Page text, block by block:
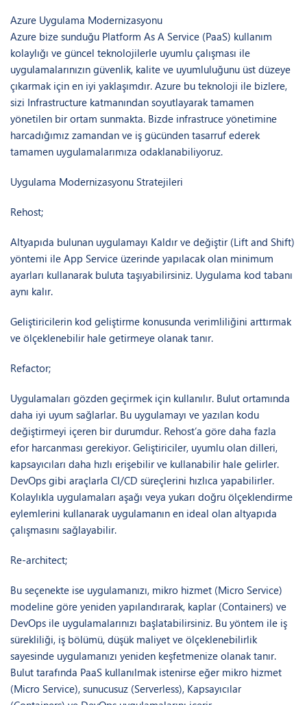
Azure Uygulama Modernizasyonu
Azure bize sunduğu Platform As A Service (PaaS) kullanım
kolaylığı ve güncel teknolojilerle uyumlu çalışması ile
uygulamalarınızın güvenlik, kalite ve uyumluluğunu üst düzeye
çıkarmak için en iyi yaklaşımdır. Azure bu teknoloji ile bizlere,
sizi Infrastructure katmanından soyutlayarak tamamen
yönetilen bir ortam sunmakta. Bizde infrastruce yönetimine
harcadığımız zamandan ve iş gücünden tasarruf ederek
tamamen uygulamalarımıza odaklanabiliyoruz.
Uygulama Modernizasyonu Stratejileri
Rehost;
Altyapıda bulunan uygulamayı Kaldır ve değiştir (Lift and Shift)
yöntemi ile App Service üzerinde yapılacak olan minimum
ayarları kullanarak buluta taşıyabilirsiniz. Uygulama kod tabanı
aynı kalır.
Geliştiricilerin kod geliştirme konusunda verimliliğini arttırmak
ve ölçeklenebilir hale getirmeye olanak tanır.
Refactor;
Uygulamaları gözden geçirmek için kullanılır. Bulut ortamında
daha iyi uyum sağlarlar. Bu uygulamayı ve yazılan kodu
değiştirmeyi içeren bir durumdur. Rehost’a göre daha fazla
efor harcanması gerekiyor. Geliştiriciler, uyumlu olan dilleri,
kapsayıcıları daha hızlı erişebilir ve kullanabilir hale gelirler.
DevOps gibi araçlarla CI/CD süreçlerini hızlıca yapabilirler.
Kolaylıkla uygulamaları aşağı veya yukarı doğru ölçeklendirme
eylemlerini kullanarak uygulamanın en ideal olan altyapıda
çalışmasını sağlayabilir.
Re-architect;
Bu seçenekte ise uygulamanızı, mikro hizmet (Micro Service)
modeline göre yeniden yapılandırarak, kaplar (Containers) ve
DevOps ile uygulamalarınızı başlatabilirsiniz. Bu yöntem ile iş
sürekliliği, iş bölümü, düşük maliyet ve ölçeklenebilirlik
sayesinde uygulamanızı yeniden keşfetmenize olanak tanır.
Bulut tarafında PaaS kullanılmak istenirse eğer mikro hizmet
(Micro Service), sunucusuz (Serverless), Kapsayıcılar